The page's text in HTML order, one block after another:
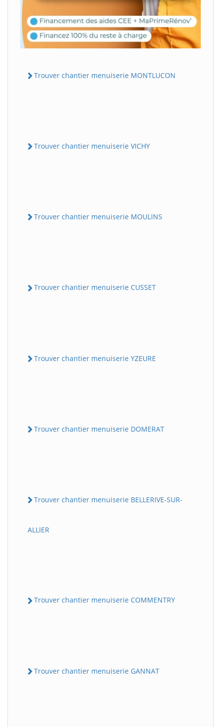
Trouver chantier menuiserie MONTLUCON
Trouver chantier menuiserie VICHY
Trouver chantier menuiserie MOULINS
Trouver chantier menuiserie CUSSET
Trouver chantier menuiserie YZEURE
Trouver chantier menuiserie DOMERAT
Trouver chantier menuiserie BELLERIVE-SUR-
ALLIER
Trouver chantier menuiserie COMMENTRY
Trouver chantier menuiserie GANNAT